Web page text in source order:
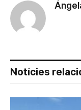
Notícies